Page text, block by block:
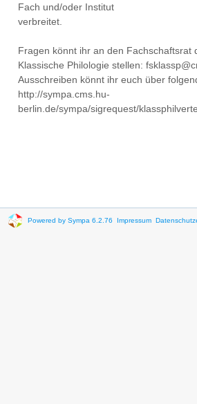
Fach und/oder Institut
verbreitet.
Fragen könnt ihr an den Fachschaftsrat
Klassische Philologie stellen:
Ausschreiben könnt ihr euch über
http://sympa.cms.hu-
berlin.de/sympa/sigrequest/
Powered by Sympa 6.2.76 Impressum